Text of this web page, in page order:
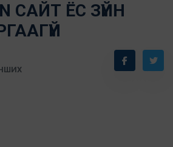
САЙТ ЁС ЗҮЙН